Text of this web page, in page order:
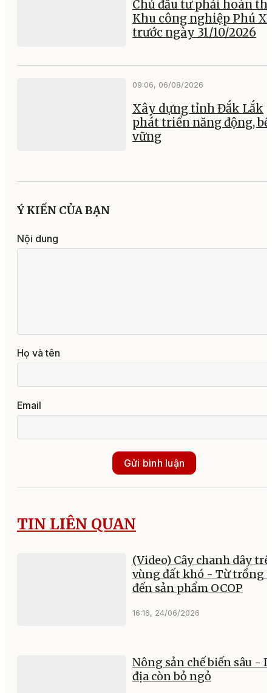
Chủ đầu tư phải hoàn
Khu công nghiệp Phú
trước ngày 31/10/2026
09:06, 06/08/2026
Xây dựng tỉnh Đắk Lắk
phát triển năng động,
vững
Ý KIẾN CỦA BẠN
Nội dung
Họ và tên
Email
Gửi bình luận
TIN LIÊN QUAN
(Video) Cây chanh dây
vùng đất khó - Từ trồng
đến sản phẩm OCOP
16:16, 24/06/2026
Nông sản chế biến sâu -
địa còn bỏ ngỏ